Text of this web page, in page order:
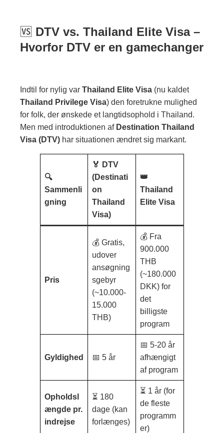
🆚 DTV vs. Thailand Elite Visa –
Hvorfor DTV er en gamechanger
Indtil for nylig var Thailand Elite Visa (nu kaldet
Thailand Privilege Visa) den foretrukne mulighed
for folk, der ønskede et langtidsophold i Thailand.
Men med introduktionen af Destination Thailand
Visa (DTV) har situationen ændret sig markant.
🔍
Sammenli
gning
🏅 DTV
(Destinati
on
Thailand
Visa)
👑
Thailand
Elite Visa
Pris
💰 Gratis,
udover
ansøgning
sgebyr
(~10.000-
15.000
THB)
💰 Fra
900.000
THB
(~180.000
DKK) for
det
billigste
program
Gyldighed 📅 5 år
📅 5-20 år
afhængigt
af program
Opholdsl
ængde pr.
indrejse
⏳ 180
dage (kan
forlænges)
⏳ 1 år (for
de fleste
programm
er)